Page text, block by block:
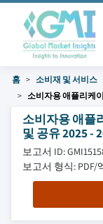
홈 소비재 및 서비스
소비자용 애플리케
소비자용 애플
및 공유 2025 -
보고서 ID:
보고서 형식: